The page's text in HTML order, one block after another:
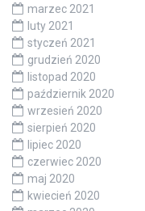
marzec 2021
luty 2021
styczeń 2021
grudzień 2020
listopad 2020
październik 2020
wrzesień 2020
sierpień 2020
lipiec 2020
czerwiec 2020
maj 2020
kwiecień 2020